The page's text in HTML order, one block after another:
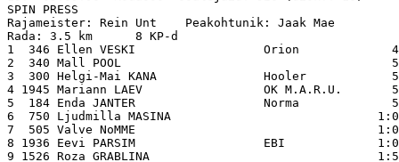
SPIN PRESS
Rajameister: Rein Unt    Peakohtunik: Jaak Mae
Rada: 3.5 km      8 KP-d
1  346 Ellen VESKI                  Orion
2  340 Mall POOL
3  300 Helgi-Mai KANA               Hooler
4 1945 Mariann LAEV                 OK M.A.R.U.
5  184 Enda JANTER                  Norma
6  750 Ljudmilla MASINA
7  505 Valve NoMME
8 1936 Eevi PARSIM                  EBI